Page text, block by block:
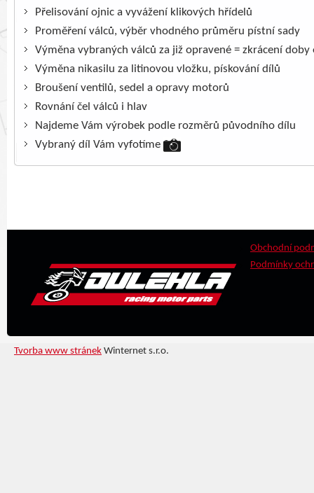
Přelisování ojnic a vyvážení klikových hřídelů
Proměření válců, výběr vhodného průměru pístní sady
Výměna vybraných válců za již opravené = zkrácení doby
Výměna nikasilu za litinovou vložku, pískování dílů
Broušení ventilů, sedel a opravy motorů
Rovnání čel válců i hlav
Najdeme Vám výrobek podle rozměrů původního dílu
Vybraný díl Vám vyfotíme
Obchodní
Podmínky
Tvorba www stránek Winternet s.r.o.